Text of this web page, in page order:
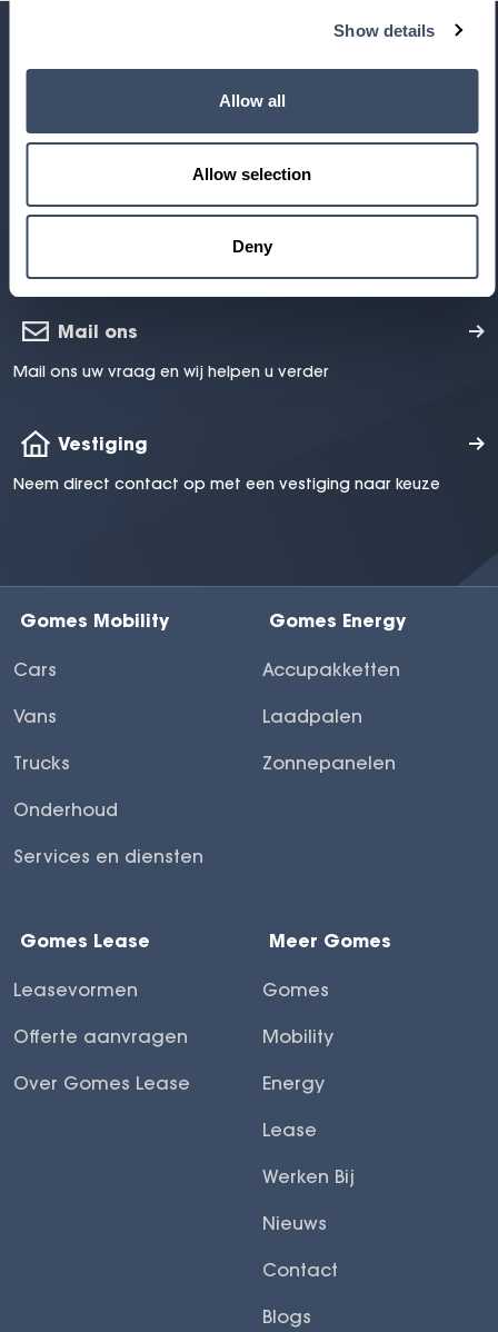
Show details
Allow all
Allow selection
Deny
Heeft u een vraag?
Wij helpen u graag verder.
Proefrit maken
Maak een proefrit in één van onze modellen
Mail ons
Mail ons uw vraag en wij helpen u verder
Vestiging
Neem direct contact op met een vestiging naar keuze
Gomes Mobility
Cars
Vans
Trucks
Onderhoud
Services en diensten
Gomes Energy
Accupakketten
Laadpalen
Zonnepanelen
Gomes Lease
Leasevormen
Offerte aanvragen
Over Gomes Lease
Meer Gomes
Gomes
Mobility
Energy
Lease
Werken Bij
Nieuws
Contact
Blogs